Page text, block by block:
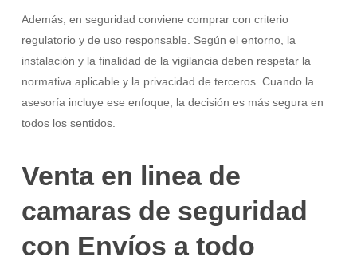
Además, en seguridad conviene comprar con criterio
regulatorio y de uso responsable. Según el entorno, la
instalación y la finalidad de la vigilancia deben respetar la
normativa aplicable y la privacidad de terceros. Cuando la
asesoría incluye ese enfoque, la decisión es más segura en
todos los sentidos.
Venta en linea de
camaras de seguridad
con Envíos a todo